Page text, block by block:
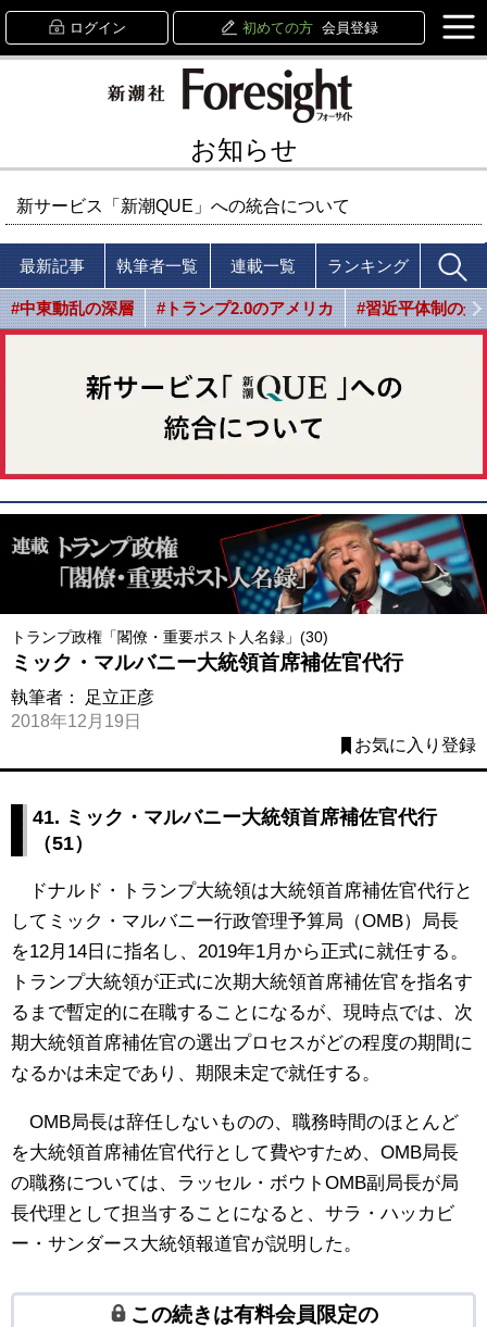
ログイン 初めての方 会員登録
お知らせ
新サービス「新潮QUE」への統合について
最新記事 執筆者一覧 連載一覧 ランキング
#中東動乱の深層 #トランプ2.0のアメリカ #習近平体制の光
トランプ政権「閣僚・重要ポスト人名録」(30)
ミック・マルバニー大統領首席補佐官代行
執筆者： 足立正彦
2018年12月19日
お気に入り登録
41. ミック・マルバニー大統領首席補佐官代行
（51）
ドナルド・トランプ大統領は大統領首席補佐官代行と
してミック・マルバニー行政管理予算局（OMB）局長
を12月14日に指名し、2019年1月から正式に就任する。
トランプ大統領が正式に次期大統領首席補佐官を指名す
るまで暫定的に在職することになるが、現時点では、次
期大統領首席補佐官の選出プロセスがどの程度の期間に
なるかは未定であり、期限未定で就任する。
OMB局長は辞任しないものの、職務時間のほとんど
を大統領首席補佐官代行として費やすため、OMB局長
の職務については、ラッセル・ボウトOMB副局長が局
長代理として担当することになると、サラ・ハッカビ
ー・サンダース大統領報道官が説明した。
この続きは有料会員限定の